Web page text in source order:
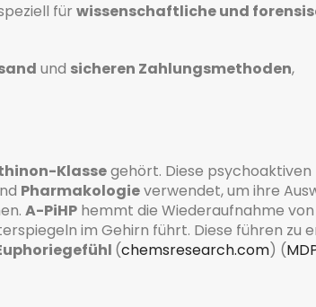
für wissenschaftliche und
und sicheren Zahlungsmethoden,
Klassegehört. Diese psychoaktiven
Pharmakologieverwendet, um ihre
A-PiHP hemmt die Wiederaufnahme von
im Gehirn führt. Diese führen zu
(chemsresearch.com) (